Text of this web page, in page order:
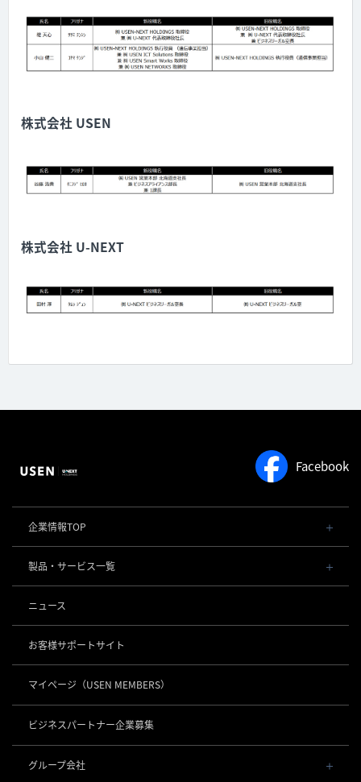
株式会社 USEN
株式会社 U-NEXT
Facebook
企業情報TOP
会社概要・役員一覧
事業内容
社長メッセージ
事業所一覧
店舗DX
グループ会社
製品・サービス一覧
POSレジ 他
USENレジ
USENセルフレジ
USENレジTAB HEALTHCARE
USEN ハンディ
USEN Mobile Order
USEN Tablet Order
USEN Order & Pay
USEN My Menu Premium
キャッシュレス決済
USEN PAY
USEN PAY QR
KettyBot Pro（配膳）
PuduBot2（配膳）
BellaBot Pro（配膳）
集客・予約
USEN SMART RESERVE
ヒトサラ
⁩音楽配信
お役立ち情報
ニュース
お客様サポートサイト
マイページ （USEN MEMBERS）
ビジネスパートナー企業募集
グループ会社